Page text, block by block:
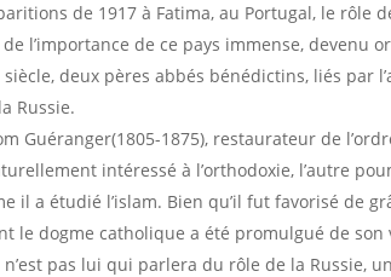
de 1917 à Fatima, au Portugal, le rôle
l’importance de ce pays immense, devenu
siècle, deux pères abbés bénédictins, liés par
Russie.
Guéranger(1805-1875), restaurateur de
intéressé à l’orthodoxie, l’autre
il a étudié l’islam. Bien qu’il fut favorisé de
le dogme catholique a été promulgué de
pas lui qui parlera du rôle de la Russie,